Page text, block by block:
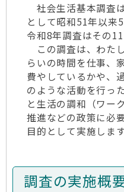
社会生活基本調査
として昭和51年以来
令和8年調査はその11
この調査は、わた
らいの時間を仕事、
費やしているかや、
のような活動を行っ
と生活の調和（ワー
推進などの政策に必
目的として実施します
調査の実施概